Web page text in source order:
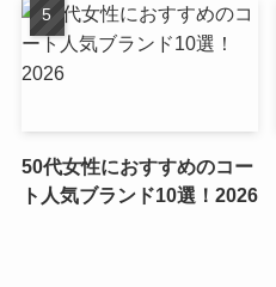
50代女性におすすめのコー
ト人気ブランド10選！2026